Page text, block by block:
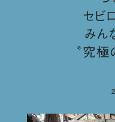
セビ
みん
〝究